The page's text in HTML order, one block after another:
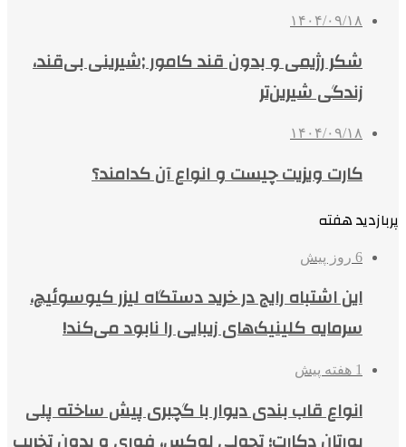
۱۴۰۴/۰۹/۱۸
شکر رژیمی و بدون قند کامور ;شیرینی بی‌قند،
زندگی شیرین‌تر
۱۴۰۴/۰۹/۱۸
کارت ویزیت چیست و انواع آن کدامند؟
پربازدید هفته
6 روز پیش
این اشتباه رایج در خرید دستگاه لیزر کیوسوئیچ،
سرمایه کلینیک‌های زیبایی را نابود می‌کند!
1 هفته پیش
انواع قاب بندی دیوار با گچبری پیش ساخته پلی